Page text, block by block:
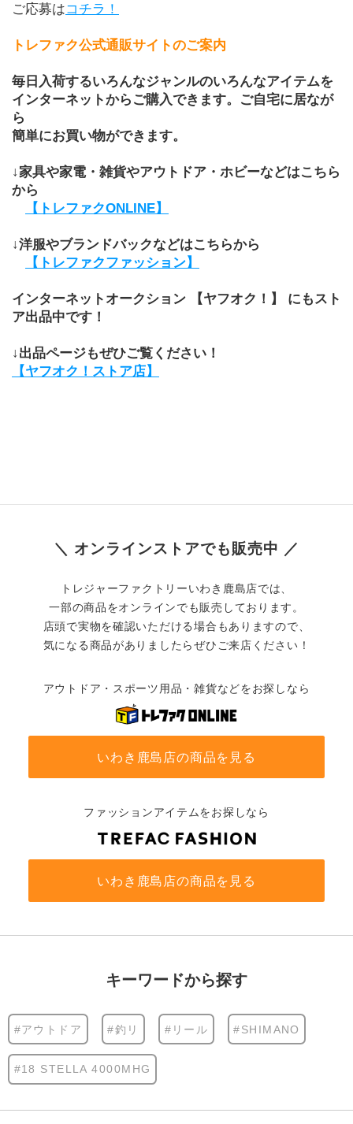
ご応募はコチラ！
トレファク公式通販サイトのご案内
毎日入荷するいろんなジャンルのいろんなアイテムを
インターネットからご購入できます。ご自宅に居なが
ら
簡単にお買い物ができます。
↓家具や家電・雑貨やアウトドア・ホビーなどはこちら
から
【トレファクONLINE】
↓洋服やブランドバックなどはこちらから
【トレファクファッション】
インターネットオークション 【ヤフオク！】 にもスト
ア出品中です！
↓出品ページもぜひご覧ください！
【ヤフオク！ストア店】
＼ オンラインストアでも販売中 ／
トレジャーファクトリーいわき鹿島店では、
一部の商品をオンラインでも販売しております。
店頭で実物を確認いただける場合もありますので、
気になる商品がありましたらぜひご来店ください！
アウトドア・スポーツ用品・雑貨などをお探しなら
いわき鹿島店の商品を見る
ファッションアイテムをお探しなら
いわき鹿島店の商品を見る
キーワードから探す
#アウトドア #釣リ #リール #SHIMANO
#18 STELLA 4000MHG